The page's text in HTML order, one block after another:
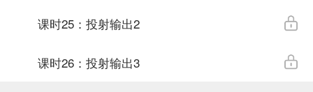
课时25：投射输出2
课时26：投射输出3